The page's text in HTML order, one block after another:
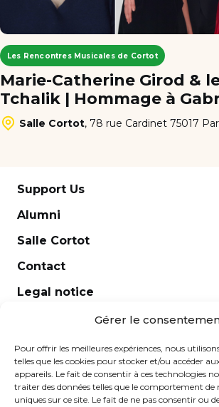
Gérer le
Pour offrir les meilleures expériences, nous
telles que les cookies pour stocker et/ou accéder
appareils. Le fait de consentir à ces technologies
traiter des données telles que le comportement de
uniques sur ce site. Le fait de ne pas consentir ou
Les Rencontres Musicales de Cortot
Marie-Catherine Girod &
Tchalik | Hommage à
Salle Cortot, 78 rue Cardinet 75017
Support Us
Alumni
Salle Cortot
Contact
Legal notice